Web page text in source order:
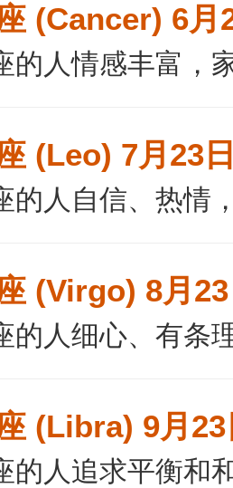
(Cancer) 6月
的人情感丰富，
(Leo) 7月23
的人自信、热情
(Virgo) 8月
的人细心、有条
(Libra) 9月
的人追求平衡和